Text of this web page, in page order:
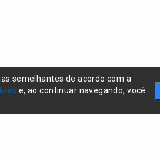
semelhantes de acordo com a
e, ao continuar navegando, você